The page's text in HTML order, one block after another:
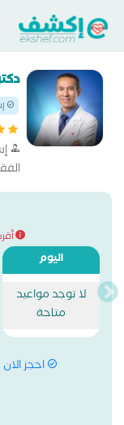
اليوم
لا توجد مواعيد
متاحة
احجز